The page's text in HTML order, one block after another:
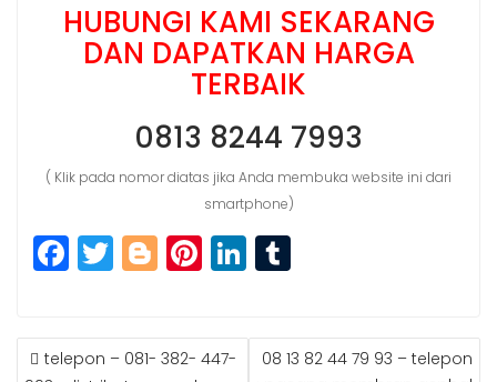
HUBUNGI KAMI SEKARANG
DAN DAPATKAN HARGA
TERBAIK
0813 8244 7993
( Klik pada nomor diatas jika Anda membuka website ini dari
smartphone)
F
a
e
T
w
e
Bl
o
g
Pi
n
e
Li
n
e bl
POST
NAVIGATION
telepon – 081- 382- 447-
08 13 82 44 79 93 – telepon